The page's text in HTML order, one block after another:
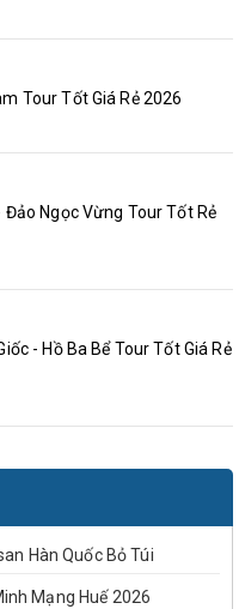
Tour Tốt Giá Rẻ 2026
Đảo Ngọc Vừng Tour Tốt Rẻ
- Hồ Ba Bể Tour Tốt Giá Rẻ
Hàn Quốc Bỏ Túi
Mạng Huế 2026